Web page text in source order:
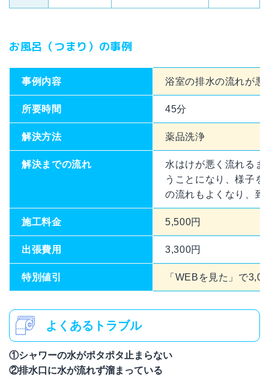
お風呂（つまり）の事例
事例内容 浴室の排水の流れが悪
所要時間 45分
解決方法 薬品洗浄
解決までの流れ
水はけが悪く流れる
うことになり、様子
の流れもよくなり、
施工料金 5,500円
出張費用 3,300円
特別値引 「WEBを見た」で
よくあるトラブル
①シャワーの水がポタポタ止まらない
②排水口に水が流れず溜まっている